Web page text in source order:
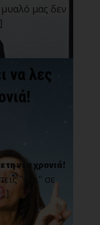
μας δεν
τη νέα χρονιά!
"όχι" σε